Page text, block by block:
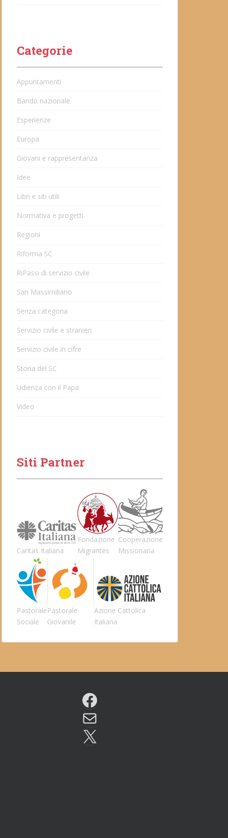
Categorie
Appuntamenti
Bando nazionale
Esperienze
Europa
Giovani e rappresentanza
Idee
Libri e siti utili
Normativa e progetti
Regioni
Riforma SC
RiPassi di servizio civile
San Massimiliano
Senza categoria
Servizio civile e stranieri
Servizio civile in cifre
Storia del SC
Udienza con il Papa
Video
Siti Partner
Caritas Italiana
Fondazione
Migrantes
Cooperazione
Missionaria
Pastorale
Sociale
Pastorale
Giovanile
Azione Cattolica
Italiana
Facebook
Email
X